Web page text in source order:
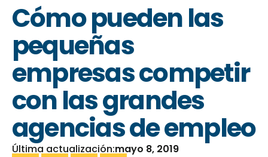
Cómo pueden las
pequeñas
empresas competir
con las grandes
agencias de empleo
Última actualización:mayo 8, 2019